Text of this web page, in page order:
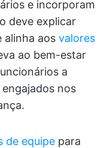
e incorporam
deve explicar
alinha aos valores
ao bem-estar
a
nos
de equipe para